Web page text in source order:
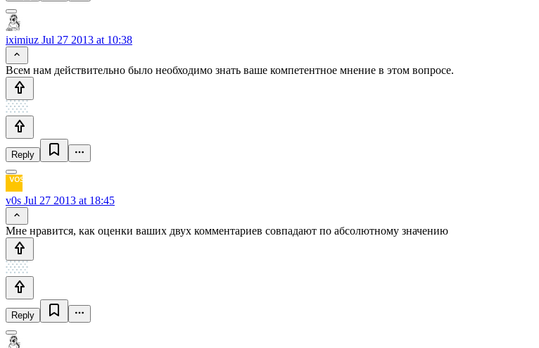
iximiuz Jul 27 2013 at 10:38
Всем нам действительно было необходимо знать ваше компетентное мнение в этом вопросе.
Reply
v0s Jul 27 2013 at 18:45
Мне нравится, как оценки ваших двух комментариев совпадают по абсолютному значению
Reply